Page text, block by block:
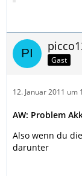
Gast
12. Januar 2011 um
AW: Problem
Also wenn du
darunter